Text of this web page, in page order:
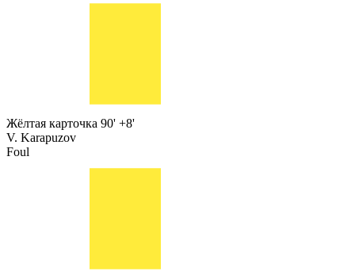
Жёлтая карточка 90' +8'
V. Karapuzov
Foul